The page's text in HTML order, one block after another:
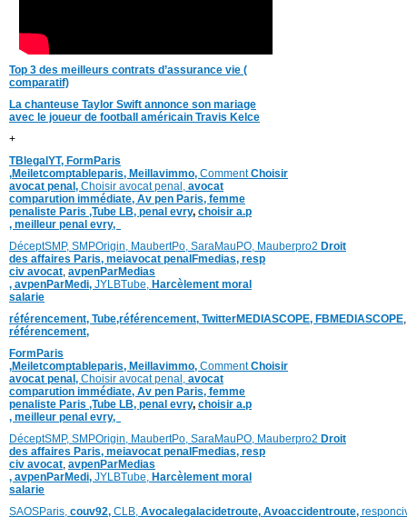
Top 3 des meilleurs contrats d’assurance vie (
comparatif)
La chanteuse Taylor Swift annonce son mariage
avec le joueur de football américain Travis Kelce
+
TBlegalYT, FormParis
,Meiletcomptableparis, Meillavimmo, CommentChoisir
avocat penal, Choisir avocat penal, avocat
comparution immédiate, Av pen Paris, femme
penaliste Paris ,Tube LB, penal evry, choisir a.p
, meilleur penal evry,
DéceptSMP, SMPOrigin, MaubertPo, SaraMauPO, Mauberpro2 Droit
des affaires Paris, meiavocat penalFmedias, resp
civ avocat, avpenParMedias
, avpenParMedi, JYLBTube, Harcèlement moral
salarie
référencement, Tube,référencement, TwitterMEDIASCOPE, FBMEDIASCOPE
référencement,
FormParis
,Meiletcomptableparis, Meillavimmo, CommentChoisir
avocat penal, Choisir avocat penal, avocat
comparution immédiate, Av pen Paris, femme
penaliste Paris ,Tube LB, penal evry, choisir a.p
, meilleur penal evry,
DéceptSMP, SMPOrigin, MaubertPo, SaraMauPO, Mauberpro2 Droit
des affaires Paris, meiavocat penalFmedias, resp
civ avocat, avpenParMedias
, avpenParMedi, JYLBTube, Harcèlement moral
salarie
SAOSParis, couv92, CLB, Avocalegalacidetroute, Avoaccidentroute,